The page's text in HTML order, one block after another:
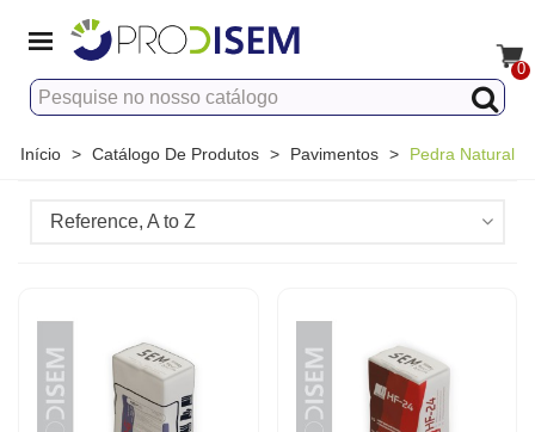
0
Início > Catálogo De Produtos > Pavimentos > Pedra Natural
Reference, A to Z